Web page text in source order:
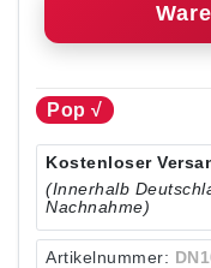
Pop √
Kostenloser
(Innerhalb
Nachnahme)
Artikelnummer: